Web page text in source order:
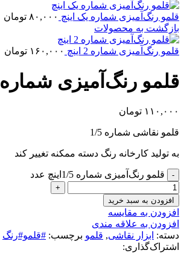
قلمو رنگ‌آمیزی شماره یک اینچ ۸۰,۰۰۰ تومان
بازگشت به محصولات
قلمو رنگ‌آمیزی شماره 2 اینچ ۱۶۰,۰۰۰ تومان
قلمو رنگ‌آمیزی شماره 1/5اینچ
۱۱۰,۰۰۰ تومان
قلمو نقاشی شماره 1/5
به تولید کارخانه رنگ دسته ممکنه تغییر کند
قلمو رنگ‌آمیزی شماره 1/5اینچ عدد
افزودن به سبد خرید
افزودن به مقایسه
افزودن به علاقه مندی
دسته: ابزار نقاشی, قلمو برچسب: #قلمو#رنگ
اشتراک‌گذاری: